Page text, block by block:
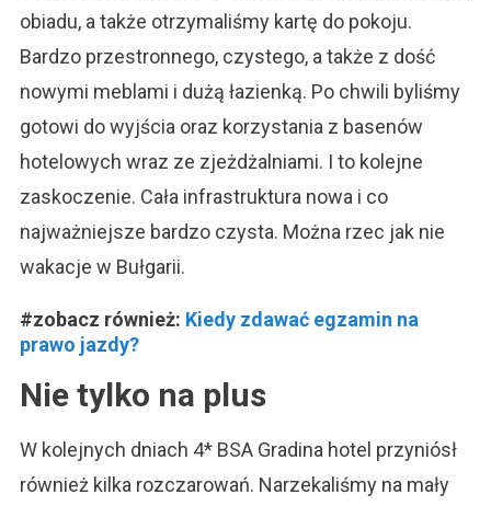
obiadu, a także otrzymaliśmy kartę do pokoju.
Bardzo przestronnego, czystego, a także z dość
nowymi meblami i dużą łazienką. Po chwili byliśmy
gotowi do wyjścia oraz korzystania z basenów
hotelowych wraz ze zjeżdżalniami. I to kolejne
zaskoczenie. Cała infrastruktura nowa i co
najważniejsze bardzo czysta. Można rzec jak nie
wakacje w Bułgarii.
#zobacz również: Kiedy zdawać egzamin na
prawo jazdy?
Nie tylko na plus
W kolejnych dniach 4* BSA Gradina hotel przyniósł
również kilka rozczarowań. Narzekaliśmy na mały